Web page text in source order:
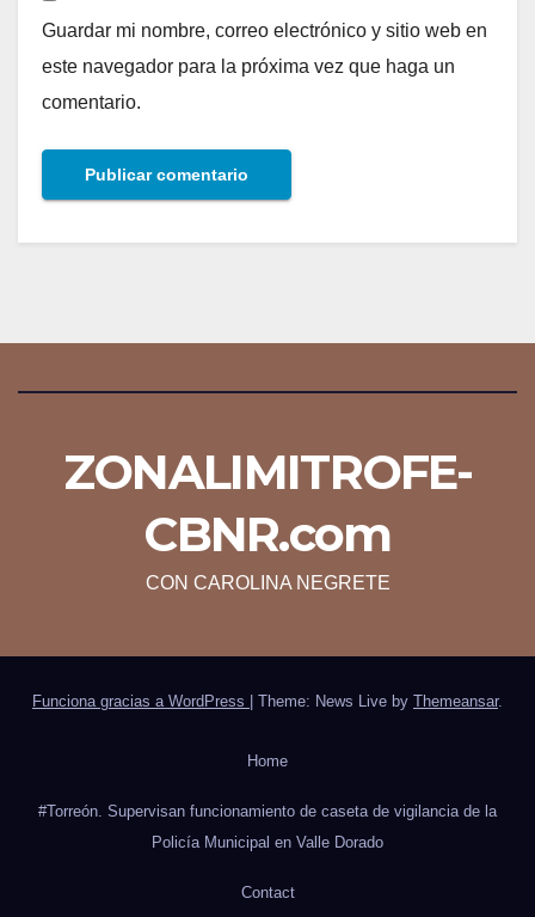
Guardar mi nombre, correo electrónico y sitio web en
este navegador para la próxima vez que haga un
comentario.
ZONALIMITROFE-
CBNR.com
CON CAROLINA NEGRETE
Funciona gracias a WordPress | Theme: News Live by Themeansar.
Home
#Torreón. Supervisan funcionamiento de caseta de vigilancia de la
Policía Municipal en Valle Dorado
Contact